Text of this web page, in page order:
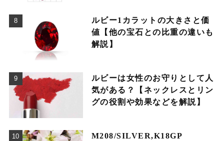
ルビー1カラットの大きさと価
値【他の宝石との比重の違いも
解説】
ルビーは女性のお守りとして人
気がある？【ネックレスとリン
グの役割や効果などを解説】
M208/SILVER,K18GP